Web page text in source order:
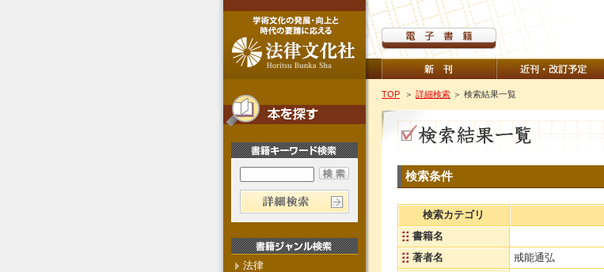
TOP ＞ 詳細検索 ＞ 検索結果一覧
検索条件
検索カテゴリ
書籍名
著者名
戒能通弘
法律